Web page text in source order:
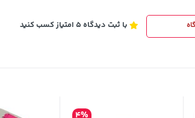
با ثبت دیدگاه 5 امتیاز کسب کنید